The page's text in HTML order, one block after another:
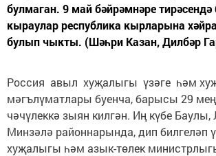
булмаган. 9 май бәйрәмнәре тирәсендә
кыраулар республика кырларына
булып чыкты. (Шәһри Казан, Дилбәр
Россия авыл хуҗалыгы үзәге һәм
мәгълүматлары буенча, барысы 29 мең
чәчүлеккә зыян килгән. Иң күбе Баулы,
Минзәлә районнарында, дип билгеләп
хуҗалыгы һәм азык-төлек